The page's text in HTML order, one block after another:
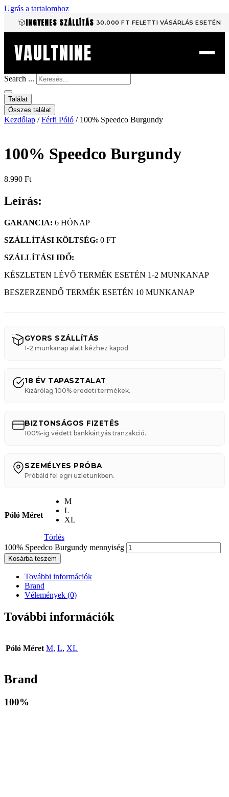
Ugrás a tartalomhoz
INGYENES SZÁLLÍTÁS 30.000 FT FELETTI VÁSÁRLÁS ESETÉN
VAULTNINE
Search ...
Találat
Összes találat
Kezdőlap /Férfi Póló / 100% Speedco Burgundy
100% Speedco Burgundy
8.990 Ft
Leírás:
GARANCIA: 6 HÓNAP
SZÁLLÍTÁSI KÖLTSÉG: 0 FT
SZÁLLÍTÁSI IDŐ:
KÉSZLETEN LÉVŐ TERMÉK ESETÉN 1-2 MUNKANAP
BESZERZENDŐ TERMÉK ESETÉN 10 MUNKANAP
GYORS SZÁLLÍTÁS
1-2 munkanap alatt kézhez kapod.
18 ÉV TAPASZTALAT
Kizárólag 100% eredeti termékek.
BIZTONSÁGOS FIZETÉS
100%-ig védett bankkártyás tranzakció.
SZEMÉLYES PRÓBA
Próbáld fel egri üzletünkben.
Póló Méret
M
L
XL
Törlés
100% Speedco Burgundy mennyiség
Kosárba teszem
További információk
Brand
Vélemények (0)
További információk
Póló Méret M, L, XL
Brand
100%